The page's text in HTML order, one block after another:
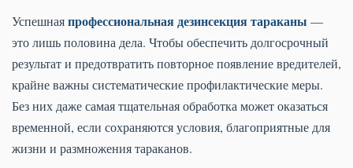
Успешнаяпрофессиональная дезинсекция тараканы —
это лишь половина дела. Чтобы обеспечить долгосрочный
результат и предотвратить повторное появление вредителей,
крайне важны систематические профилактические меры.
Без них даже самая тщательная обработка может оказаться
временной, если сохраняются условия, благоприятные для
жизни и размножения тараканов.